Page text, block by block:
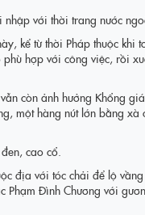
nhập với thời trang nước
kể từ thời Pháp thuộc khi
hợp với công việc, rồi
còn ảnh hưởng Khổng
một hàng nút lớn bằng xà
cao cổ.
địa với tóc chải để lộ
Phạm Đình Chương với